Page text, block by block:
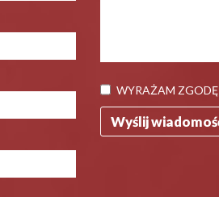
WYRAŻAM ZGODĘ